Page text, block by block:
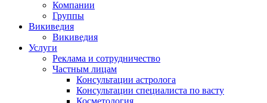
Компании
Группы
Викиведия
Викиведия
Услуги
Реклама и сотрудничество
Частным лицам
Консультации астролога
Консультации специалиста по васту
Косметология